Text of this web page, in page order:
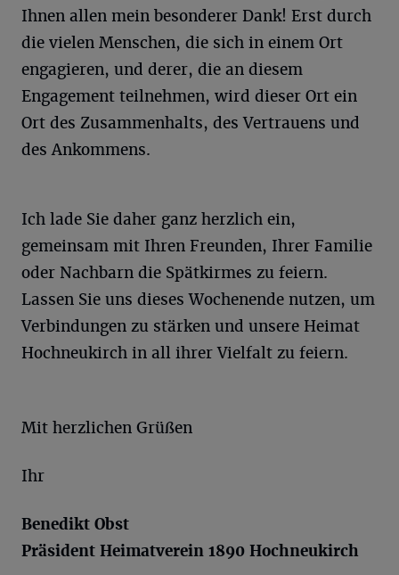
Ihnen allen mein besonderer Dank! Erst durch
die vielen Menschen, die sich in einem Ort
engagieren, und derer, die an diesem
Engagement teilnehmen, wird dieser Ort ein
Ort des Zusammenhalts, des Vertrauens und
des Ankommens.
Ich lade Sie daher ganz herzlich ein,
gemeinsam mit Ihren Freunden, Ihrer Familie
oder Nachbarn die Spätkirmes zu feiern.
Lassen Sie uns dieses Wochenende nutzen, um
Verbindungen zu stärken und unsere Heimat
Hochneukirch in all ihrer Vielfalt zu feiern.
Mit herzlichen Grüßen
Ihr
Benedikt Obst
Präsident Heimatverein 1890 Hochneukirch